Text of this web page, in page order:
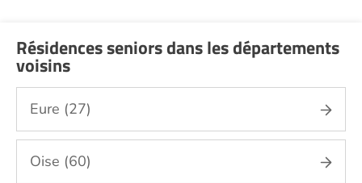
Résidences seniors dans les départements
voisins
Eure (27)
Oise (60)